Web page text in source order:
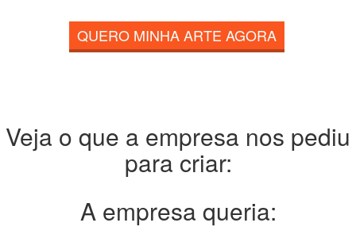
QUERO MINHA ARTE AGORA
Veja o que a empresa nos pediu
para criar:
A empresa queria: